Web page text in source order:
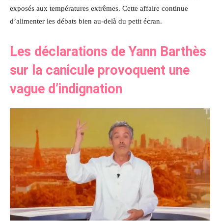
exposés aux températures extrêmes. Cette affaire continue
d’alimenter les débats bien au-delà du petit écran.
Les déclarations de Yann Barthès
sur la canicule provoquent une
vague d’indignation